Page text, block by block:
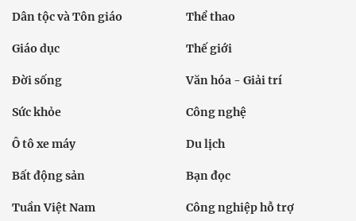
Dân tộc và Tôn giáo Thể thao
Giáo dục Thế giới
Đời sống Văn hóa - Giải trí
Sức khỏe Công nghệ
Ô tô xe máy Du lịch
Bất động sản Bạn đọc
Tuần Việt Nam Công nghiệp hỗ trợ